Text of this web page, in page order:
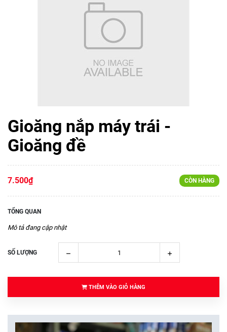
Gioăng nắp máy trái -
Gioăng đề
7.500₫ CÒN HÀNG
TỔNG QUAN
Mô tả đang cập nhật
SỐ LƯỢNG
THÊM VÀO GIỎ HÀNG